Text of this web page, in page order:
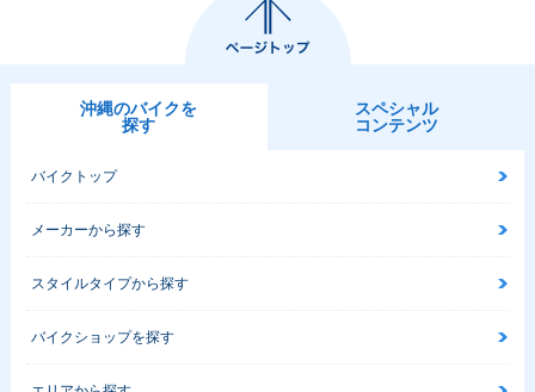
沖縄のバイクを
探す
スペシャル
コンテンツ
バイクトップ
メーカーから探す
スタイルタイプから探す
バイクショップを探す